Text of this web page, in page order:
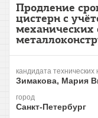
Продление
цистерн с
механических
кандидата технических
Зимакова, Мария
город
Санкт-Петербург